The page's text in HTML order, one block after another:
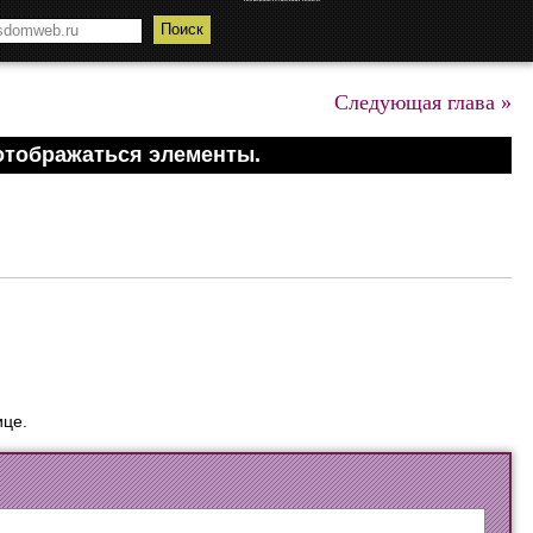
Следующая глава »
элементы.